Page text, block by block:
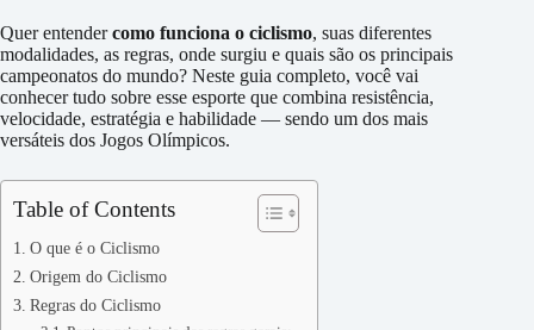
Quer entendercomo funciona o ciclismo, suas diferentes
modalidades, as regras, onde surgiu e quais são os principais
campeonatos do mundo? Neste guia completo, você vai
conhecer tudo sobre esse esporte que combina resistência,
velocidade, estratégia e habilidade — sendo um dos mais
versáteis dos Jogos Olímpicos.
Table of Contents
O que é o Ciclismo
Origem do Ciclismo
Regras do Ciclismo